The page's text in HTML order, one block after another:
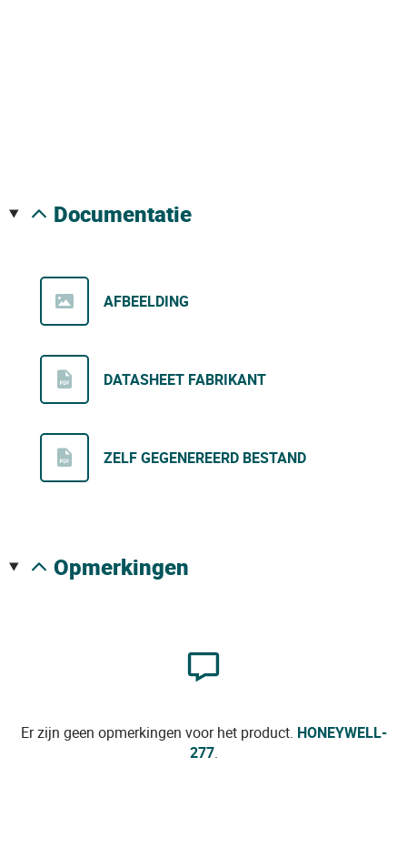
documentatie
AFBEELDING
DATASHEET FABRIKANT
ZELF GEGENEREERD BESTAND
opmerkingen
Er zijn geen opmerkingen voor het product. HONEYWELL-
277.